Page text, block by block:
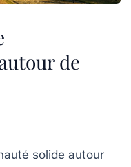
de
solide autour